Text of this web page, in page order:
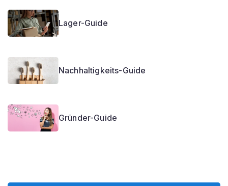
Lager-Guide
Nachhaltigkeits-Guide
Gründer-Guide